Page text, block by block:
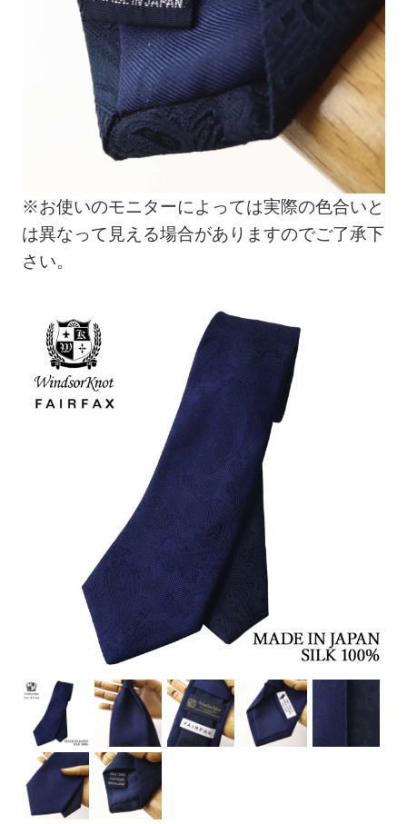
※お使いのモニターによっては実際の色合いと
は異なって見える場合がありますのでご了承下
さい。